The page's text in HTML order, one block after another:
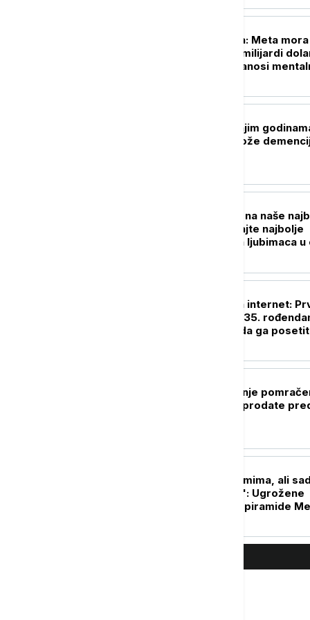
Istorijska presuda: Meta
plati više od pola milijardi
zbog štete koju nanosi
Tri navike u srednjim
koje mogu da odlože
Umetnički pogled na naše
prijatelje: Pogledajte najbolje
fotografije kućnih ljubimaca u
Dan kada je rođen internet:
sajt u istoriji slavi 35.
još uvek možete da ga
Naočare za gledanje
Sunca gotovo rasprodate
Opstajale milenijumima, ali
preti "katastrofa": Ugrožene
drevne sudanske piramide